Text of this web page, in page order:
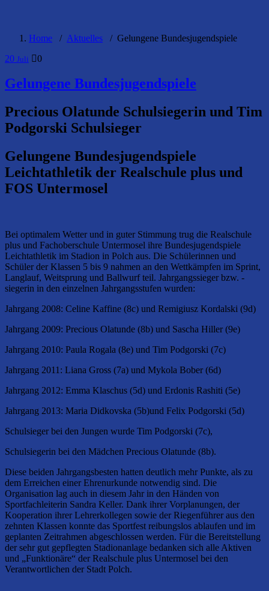
Home / Aktuelles / Gelungene Bundesjugendspiele
20 Juli 0
Gelungene Bundesjugendspiele
Precious Olatunde Schulsiegerin und Tim
Podgorski Schulsieger
Gelungene Bundesjugendspiele
Leichtathletik der Realschule plus und
FOS Untermosel
Bei optimalem Wetter und in guter Stimmung trug die Realschule
plus und Fachoberschule Untermosel ihre Bundesjugendspiele
Leichtathletik im Stadion in Polch aus. Die Schülerinnen und
Schüler der Klassen 5 bis 9 nahmen an den Wettkämpfen im Sprint,
Langlauf, Weitsprung und Ballwurf teil. Jahrgangssieger bzw. -
siegerin in den einzelnen Jahrgangsstufen wurden:
Jahrgang 2008: Celine Kaffine (8c) und Remigiusz Kordalski (9d)
Jahrgang 2009: Precious Olatunde (8b) und Sascha Hiller (9e)
Jahrgang 2010: Paula Rogala (8e) und Tim Podgorski (7c)
Jahrgang 2011: Liana Gross (7a) und Mykola Bober (6d)
Jahrgang 2012: Emma Klaschus (5d) und Erdonis Rashiti (5e)
Jahrgang 2013: Maria Didkovska (5b)und Felix Podgorski (5d)
Schulsieger bei den Jungen wurde Tim Podgorski (7c),
Schulsiegerin bei den Mädchen Precious Olatunde (8b).
Diese beiden Jahrgangsbesten hatten deutlich mehr Punkte, als zu
dem Erreichen einer Ehrenurkunde notwendig sind. Die
Organisation lag auch in diesem Jahr in den Händen von
Sportfachleiterin Sandra Keller. Dank ihrer Vorplanungen, der
Kooperation ihrer Lehrerkollegen sowie der Riegenführer aus den
zehnten Klassen konnte das Sportfest reibungslos ablaufen und im
geplanten Zeitrahmen abgeschlossen werden. Für die Bereitstellung
der sehr gut gepflegten Stadionanlage bedanken sich alle Aktiven
und „Funktionäre“ der Realschule plus Untermosel bei den
Verantwortlichen der Stadt Polch.